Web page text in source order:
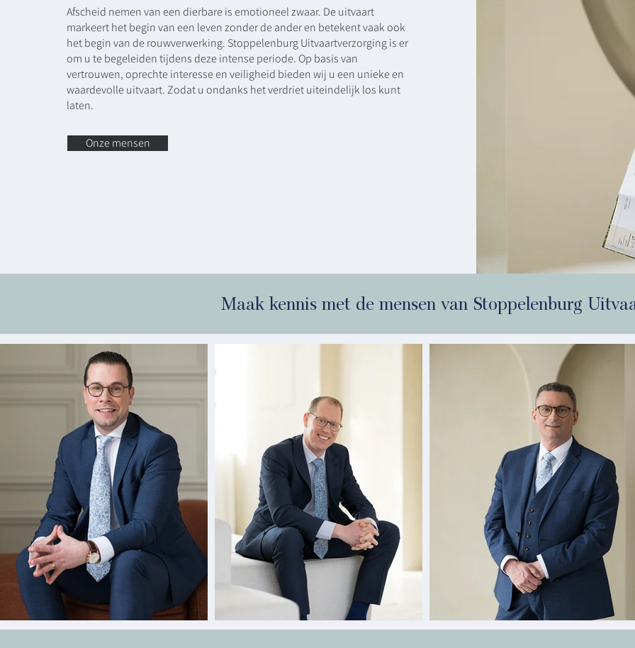
Afscheid nemen van een dierbare is emotioneel zwaar. De uitvaart
markeert het begin van een leven zonder de ander en betekent vaak ook
het begin van de rouwverwerking. Stoppelenburg Uitvaartverzorging is er
om u te begeleiden tijdens deze intense periode. Op basis van
vertrouwen, oprechte interesse en veiligheid bieden wij u een unieke en
waardevolle uitvaart. Zodat u ondanks het verdriet uiteindelijk los kunt
laten.
Onze mensen
Maak kennis met de mensen van Stoppelenburg